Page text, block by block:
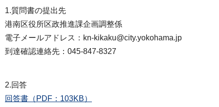
1.質問書の提出先
港南区役所区政推進課企画調整係
電子メールアドレス：kn-kikaku@city.yokohama.jp
到達確認連絡先：045-847-8327
2.回答
回答書（PDF：103KB）